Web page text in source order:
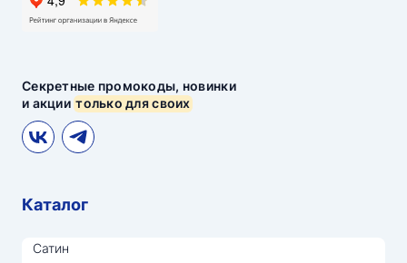
Секретные промокоды, новинки
и акциитолько для своих
Каталог
Сатин